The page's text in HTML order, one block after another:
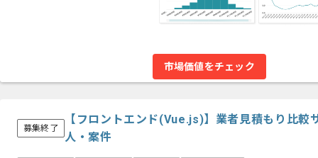
市場価値をチェック
募集終了
【フロントエンド(Vue.js)】業者見積もり比較
人・案件